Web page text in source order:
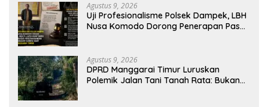
Agustus 9, 2026
Uji Profesionalisme Polsek Dampek, LBH
Nusa Komodo Dorong Penerapan Pasal
Agustus 9, 2026
DPRD Manggarai Timur Luruskan
Polemik Jalan Tani Tanah Rata: Bukan